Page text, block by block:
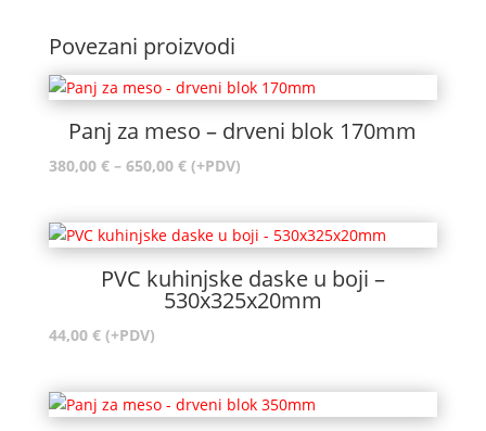
Povezani proizvodi
Panj za meso – drveni blok 170mm
380,00 € – 650,00 €Raspon
380,00 €
650,00 €
(+PDV)
PVC kuhinjske daske u boji –
530x325x20mm
44,00 € (+PDV)